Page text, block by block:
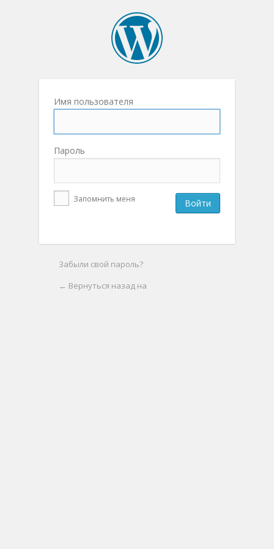
Имя пользователя
Пароль
Запомнить меня
Забыли свой пароль?
← Вернуться назад на